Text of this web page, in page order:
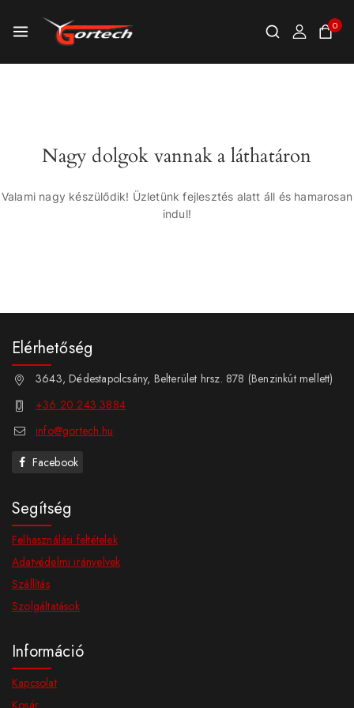
0
Nagy dolgok vannak a láthatáron
Valami nagy készülődik! Üzletünk fejlesztés alatt áll és hamarosan
indul!
Elérhetőség
3643, Dédestapolcsány, Belterület hrsz. 878 (Benzinkút mellett)
+36 20 243 3884
info@gortech.hu
Facebook
Segítség
Felhasználási feltételek
Adatvédelmi irányelvek
Szállítás
Szolgáltatások
Információ
Kapcsolat